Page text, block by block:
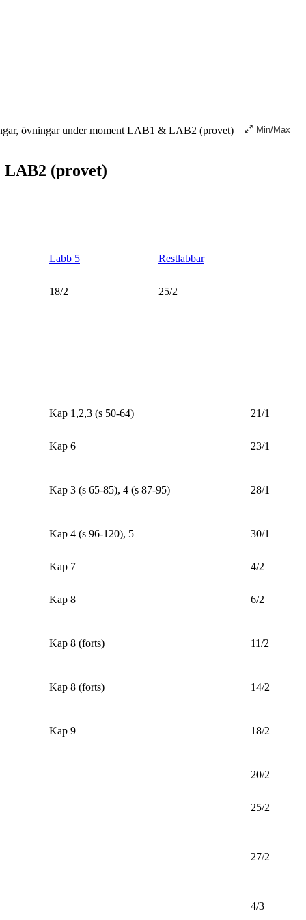
övningar under moment LAB1 & LAB2 (provet) Min/Max
LAB2 (provet)
Labb 5 Restlabbar
18/2 25/2
Kap 1,2,3 (s 50-64) 21/1
Kap 6 23/1
Kap 3 (s 65-85), 4 (s 87-95) 28/1
Kap 4 (s 96-120), 5 30/1
Kap 7 4/2
Kap 8 6/2
Kap 8 (forts) 11/2
Kap 8 (forts) 14/2
Kap 9 18/2
20/2
25/2
27/2
4/3